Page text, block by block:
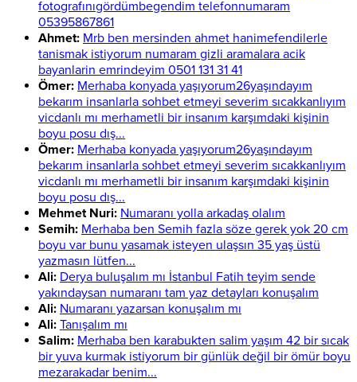
fotografınıgördümbegendim telefonnumaram
05395867861
Ahmet: Mrb ben mersinden ahmet hanimefendilerle
tanismak istiyorum numaram gizli aramalara acik
bayanlarin emrindeyim 0501 131 31 41
Ömer: Merhaba konyada yaşıyorum26yaşındayım
bekarım insanlarla sohbet etmeyi severim sıcakkanlıyım
vicdanlı mı merhametli bir insanım karşımdaki kişinin
boyu posu dış...
Ömer: Merhaba konyada yaşıyorum26yaşındayım
bekarım insanlarla sohbet etmeyi severim sıcakkanlıyım
vicdanlı mı merhametli bir insanım karşımdaki kişinin
boyu posu dış...
Mehmet Nuri: Numaranı yolla arkadaş olalım
Semih: Merhaba ben Semih fazla söze gerek yok 20 cm
boyu var bunu yasamak isteyen ulaşsın 35 yaş üstü
yazmasın lütfen...
Ali: Derya buluşalım mı İstanbul Fatih teyim sende
yakındaysan numaranı tam yaz detayları konuşalım
Ali: Numaranı yazarsan konuşalım mı
Ali: Tanışalım mı
Salim: Merhaba ben karabukten salim yaşım 42 bir sıcak
bir yuva kurmak istiyorum bir günlük değil bir ömür boyu
mezarakadar benim...